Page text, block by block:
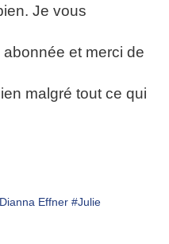
Je vous
et merci de
malgré tout ce qui
Effner #Julie